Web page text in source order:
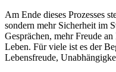
Am Ende dieses Prozesses
sondern mehr Sicherheit im
Gesprächen, mehr Freude
Leben. Für viele ist es der
Lebensfreude,